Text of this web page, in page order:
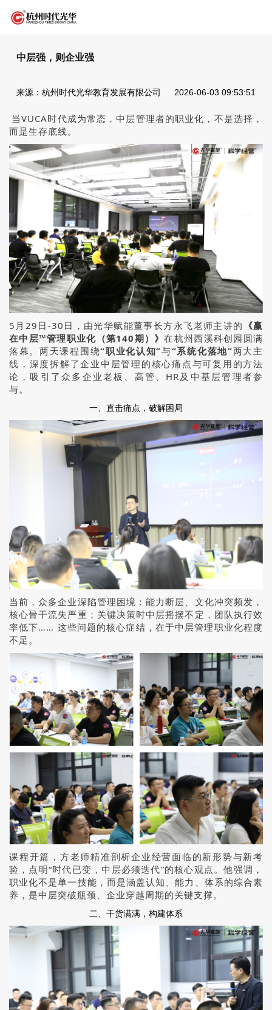
中层强，则企业强
来源：杭州时代光华教育发展有限公司 2026-06-03 09:53:51
当VUCA时代成为常态，中层管理者的职业化，不是选择，
而是生存底线。
5月29日-30日，由光华赋能董事长方永飞老师主讲的 《赢
在中层™管理职业化（第140期）》在杭州西溪科创园圆满
落幕。两天课程围绕“职业化认知”与“系统化落地”两大主
线，深度拆解了企业中层管理的核心痛点与可复用的方法
论，吸引了众多企业老板、高管、HR及中基层管理者参
与。
一、直击痛点，破解困局
当前，众多企业深陷管理困境：能力断层、文化冲突频发，
核心骨干流失严重；关键决策时中层摇摆不定，团队执行效
率低下…… 这些问题的核心症结，在于中层管理职业化程度
不足。
课程开篇，方老师精准剖析企业经营面临的新形势与新考
验，点明“时代已变，中层必须迭代”的核心观点。他强调，
职业化不是单一技能，而是涵盖认知、能力、体系的综合素
养，是中层突破瓶颈、企业穿越周期的关键支撑。
二、干货满满，构建体系